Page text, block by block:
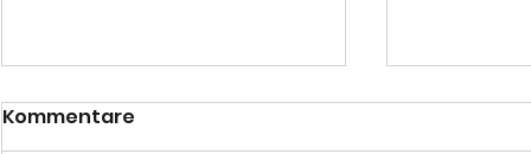
Kommentare